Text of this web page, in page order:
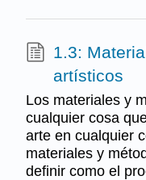
1.3:
artísticos
Los materiales y
cualquier cosa
arte en cualquier
materiales y
definir como el